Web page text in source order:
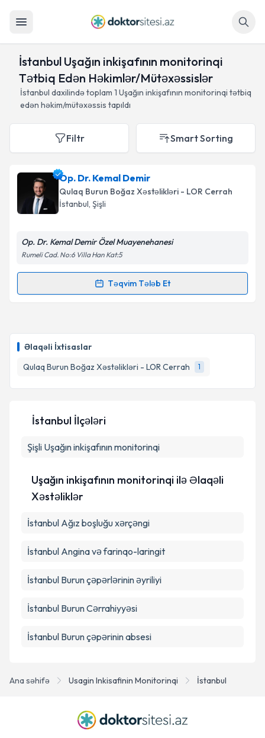
İstanbul Uşağın inkişafının monitorinqi
Tətbiq Edən Həkimlər/Mütəxəssislər
İstanbul daxilində toplam 1 Uşağın inkişafının monitorinqi tətbiq
edən həkim/mütəxəssis tapıldı
Əlaqəli İxtisaslar
Qulaq Burun Boğaz Xəstəlikləri - LOR Cerrah
1
Filtr Smart Sorting
Op. Dr. Kemal Demir
Qulaq Burun Boğaz Xəstəlikləri - LOR Cerrah
İstanbul, Şişli
Op. Dr. Kemal Demir Özel Muayenehanesi
Rumeli Cad. No:6 Villa Han Kat:5
Təqvim Tələb Et
Randevu Təqvimi Tələbi
tələbi yaradın. Bu mütəxəssisdən randevu ala
biləcəyiniz təqvim hazır olduqda e-poçt ilə
məlumatlandırılacaqsınız.
E-poçt Ünvanınız
Şəxsi məlumatlarımın emal edilməsinə dair
edilməsinə razılıq verirəm.
Təqvim Tələbini Göndər
Ana səhifə Usagin Inkisafinin Monitorinqi İstanbul
İstanbul İlçələri
Şişli Uşağın inkişafının monitorinqi
Uşağın inkişafının monitorinqi ilə Əlaqəli
Xəstəliklər
İstanbul Ağız boşluğu xərçəngi
İstanbul Angina və farinqo-laringit
İstanbul Burun çəpərlərinin əyriliyi
İstanbul Burun Cərrahiyyəsi
İstanbul Burun çəpərinin absesi